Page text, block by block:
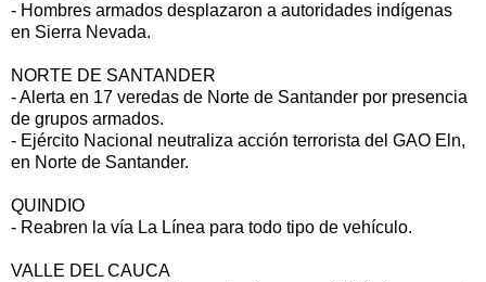
- Hombres armados desplazaron a autoridades indígenas
en Sierra Nevada.
NORTE DE SANTANDER
- Alerta en 17 veredas de Norte de Santander por presencia
de grupos armados.
- Ejército Nacional neutraliza acción terrorista del GAO Eln,
en Norte de Santander.
QUINDIO
- Reabren la vía La Línea para todo tipo de vehículo.
VALLE DEL CAUCA